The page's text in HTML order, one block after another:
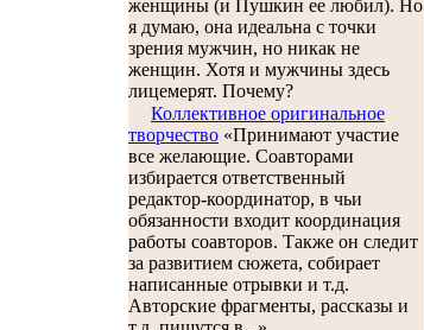
женщины (и Пушкин ее любил). Но
я думаю, она идеальна с точки
зрения мужчин, но никак не
женщин. Хотя и мужчины здесь
лицемерят. Почему?
Коллективное оригинальное
творчество «Принимают участие
все желающие. Соавторами
избирается ответственный
редактор-координатор, в чьи
обязанности входит координация
работы соавторов. Также он следит
за развитием сюжета, собирает
написанные отрывки и т.д.
Авторские фрагменты, рассказы и